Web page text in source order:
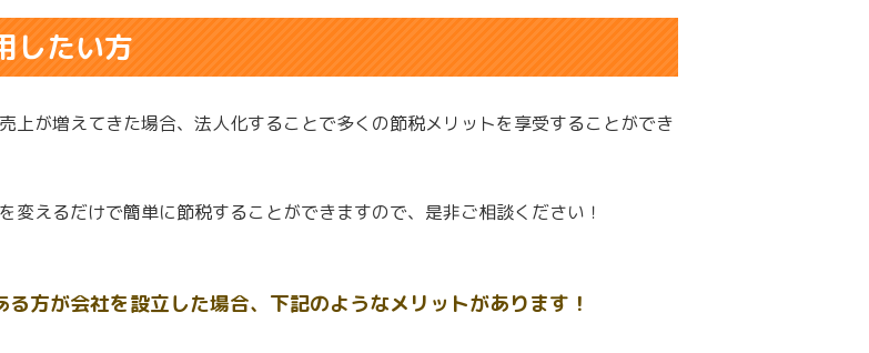
したい方
上が増えてきた場合、法人化することで多くの節税メリットを享受することができ
変えるだけで簡単に節税することができますので、是非ご相談ください！
る方が会社を設立した場合、下記のようなメリットがあります！